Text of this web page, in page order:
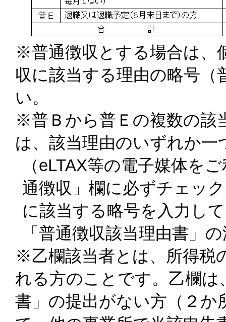
※普通徴収とする場合は、
収に該当する理由の略号
い。
※普Ｂから普Ｅの複数の該
は、該当理由のいずれか
（eLTAX等の電子媒体を
通徴収」欄に必ずチェッ
に該当する略号を入力し
「普通徴収該当理由書」
※乙欄該当者とは、所得税
れる方のことです。乙欄は
書」の提出がない方（２か